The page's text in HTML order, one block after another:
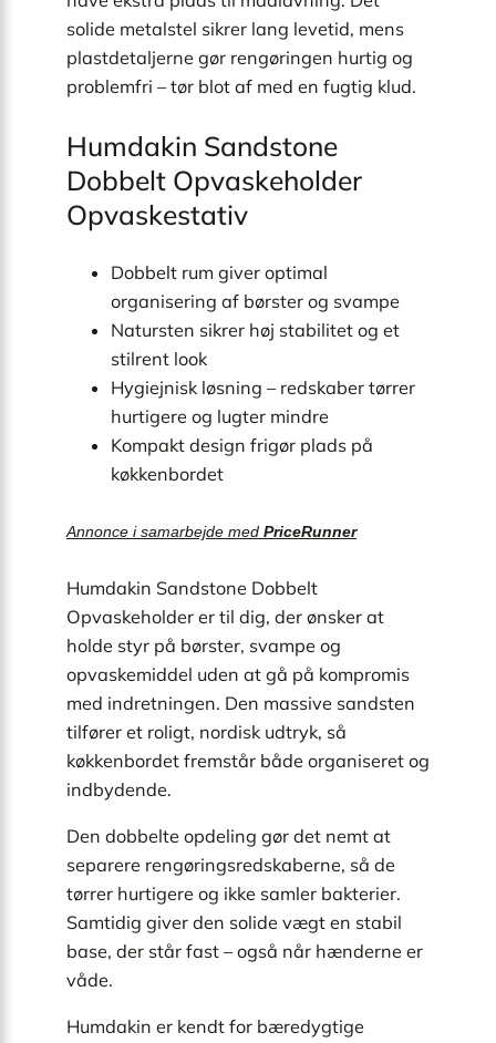
solide metalstel sikrer lang levetid, mens
plastdetaljerne gør rengøringen hurtig og
problemfri – tør blot af med en fugtig klud.
Humdakin Sandstone
Dobbelt Opvaskeholder
Opvaskestativ
Dobbelt rum giver optimal
organisering af børster og svampe
Natursten sikrer høj stabilitet og et
stilrent look
Hygiejnisk løsning – redskaber tørrer
hurtigere og lugter mindre
Kompakt design frigør plads på
køkkenbordet
Annonce i samarbejde med PriceRunner
Humdakin Sandstone Dobbelt
Opvaskeholder er til dig, der ønsker at
holde styr på børster, svampe og
opvaskemiddel uden at gå på kompromis
med indretningen. Den massive sandsten
tilfører et roligt, nordisk udtryk, så
køkkenbordet fremstår både organiseret og
indbydende.
Den dobbelte opdeling gør det nemt at
separere rengøringsredskaberne, så de
tørrer hurtigere og ikke samler bakterier.
Samtidig giver den solide vægt en stabil
base, der står fast – også når hænderne er
våde.
Humdakin er kendt for bæredygtige